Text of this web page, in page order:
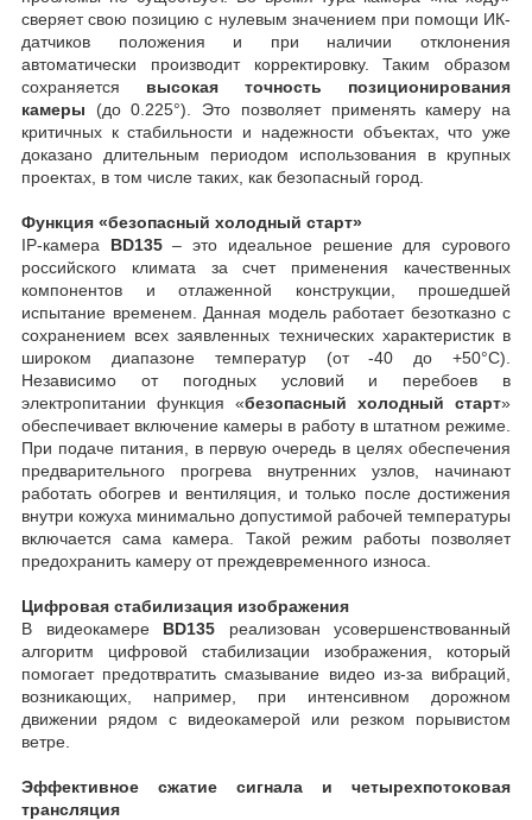
сверяет свою позицию с нулевым значением при помощи ИК-
датчиков положения и при наличии отклонения
автоматически производит корректировку. Таким образом
сохраняется высокая точность позиционирования
камеры (до 0.225°). Это позволяет применять камеру на
критичных к стабильности и надежности объектах, что уже
доказано длительным периодом использования в крупных
проектах, в том числе таких, как безопасный город.
Функция «безопасный холодный старт»
IP-камера BD135– это идеальное решение для сурового
российского климата за счет применения качественных
компонентов и отлаженной конструкции, прошедшей
испытание временем. Данная модель работает безотказно с
сохранением всех заявленных технических характеристик в
широком диапазоне температур (от -40 до +50°C).
Независимо от погодных условий и перебоев в
электропитании функция «безопасный холодный старт»
обеспечивает включение камеры в работу в штатном режиме.
При подаче питания, в первую очередь в целях обеспечения
предварительного прогрева внутренних узлов, начинают
работать обогрев и вентиляция, и только после достижения
внутри кожуха минимально допустимой рабочей температуры
включается сама камера. Такой режим работы позволяет
предохранить камеру от преждевременного износа.
Цифровая стабилизация изображения
В видеокамере BD135 реализован усовершенствованный
алгоритм цифровой стабилизации изображения, который
помогает предотвратить смазывание видео из-за вибраций,
возникающих, например, при интенсивном дорожном
движении рядом с видеокамерой или резком порывистом
ветре.
Эффективное сжатие сигнала и четырехпотоковая
трансляция